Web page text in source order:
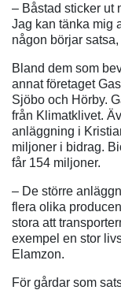
– Båstad sticker ut
Jag kan tänka mig
någon börjar
Bland dem som
annat företaget
Sjöbo och Hörby.
från Klimatklivet.
anläggning i
miljoner i bidrag.
får 154 miljoner.
– De större
flera olika
stora att
exempel en stor
Elamzon.
För gårdar som